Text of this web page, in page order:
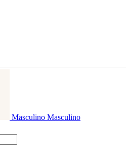
Masculino Masculino